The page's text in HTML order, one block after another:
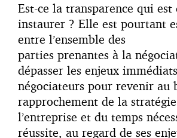
Est-ce la transparence qui
instaurer ? Elle est pourtant
entre l’ensemble des
parties prenantes à la
dépasser les enjeux
négociateurs pour revenir au
rapprochement de la
l’entreprise et du temps
réussite, au regard de ses